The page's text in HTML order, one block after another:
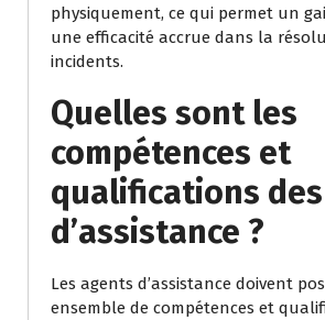
physiquement, ce qui permet un
une efficacité accrue dans la
incidents.
Quelles sont les
compétences et
qualifications
d’assistance ?
Les agents d’assistance doivent
ensemble de compétences et